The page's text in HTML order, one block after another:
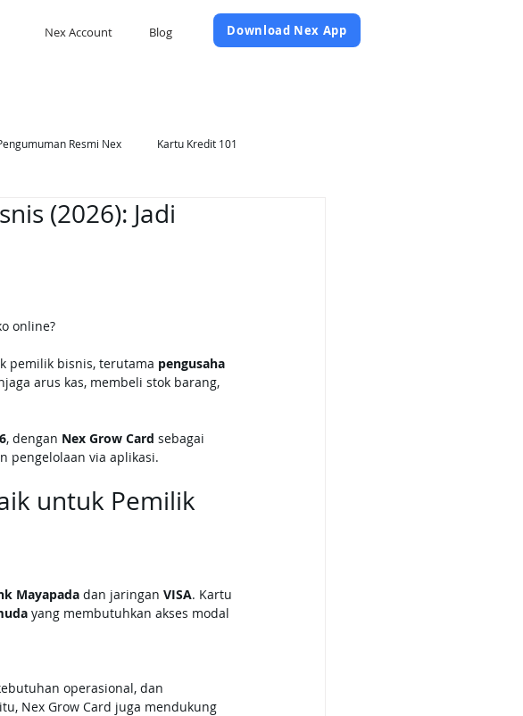
Daftar Sekarang
Nex Account Blog Download Nex App
Resmi Nex Kartu Kredit 101
(2026): Jadi
online?
pemilik bisnis, terutama pengusaha
arus kas, membeli stok barang,
, dengan Nex Grow Card sebagai
pengelolaan via aplikasi.
untuk Pemilik
Mayapada dan jaringan VISA. Kartu
yang membutuhkan akses modal
operasional, dan
Nex Grow Card juga mendukung